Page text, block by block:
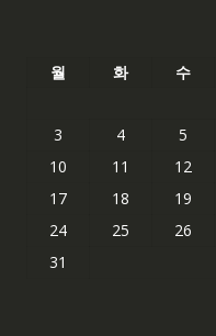
월 화 수
3
4 5
10
11 12
17
18 19
24
25 26
31